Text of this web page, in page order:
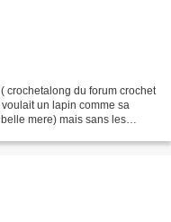
crochetalong du forum crochet
un lapin comme sa
mere) mais sans les